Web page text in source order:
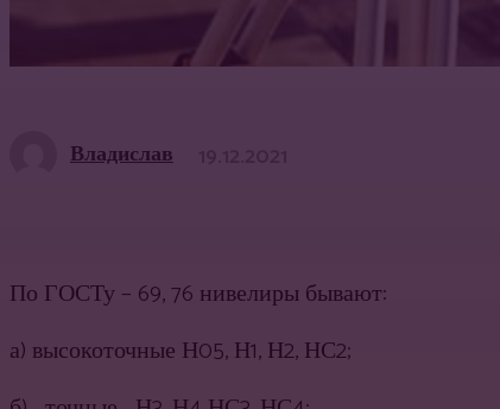
Владислав
По ГОСТу – 69, 76 нивелиры бывают:
а) высокоточные Н05, Н1, Н2, НС2;